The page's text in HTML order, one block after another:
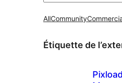
AllCommunity
Étiquette de